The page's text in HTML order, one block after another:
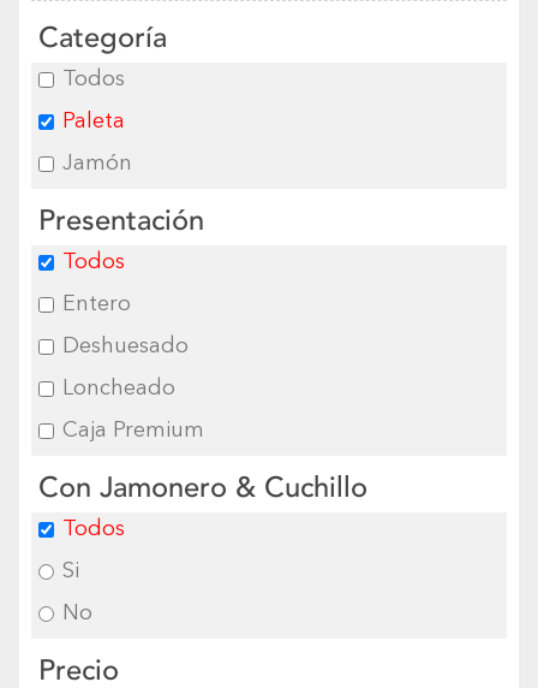
Categoría
Todos
Paleta
Jamón
Presentación
Todos
Entero
Deshuesado
Loncheado
Caja Premium
Con Jamonero & Cuchillo
Todos
Si
No
Precio